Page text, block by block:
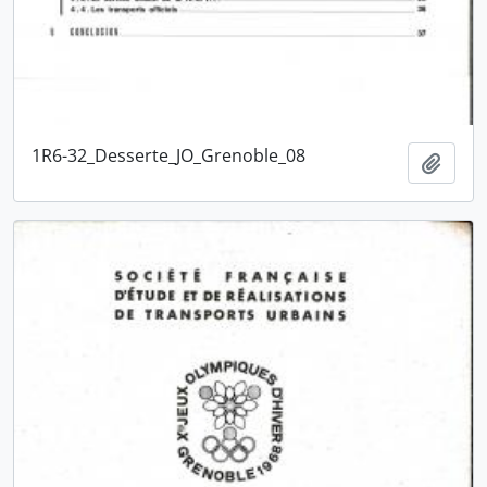
1R6-32_Desserte_JO_Grenoble_08